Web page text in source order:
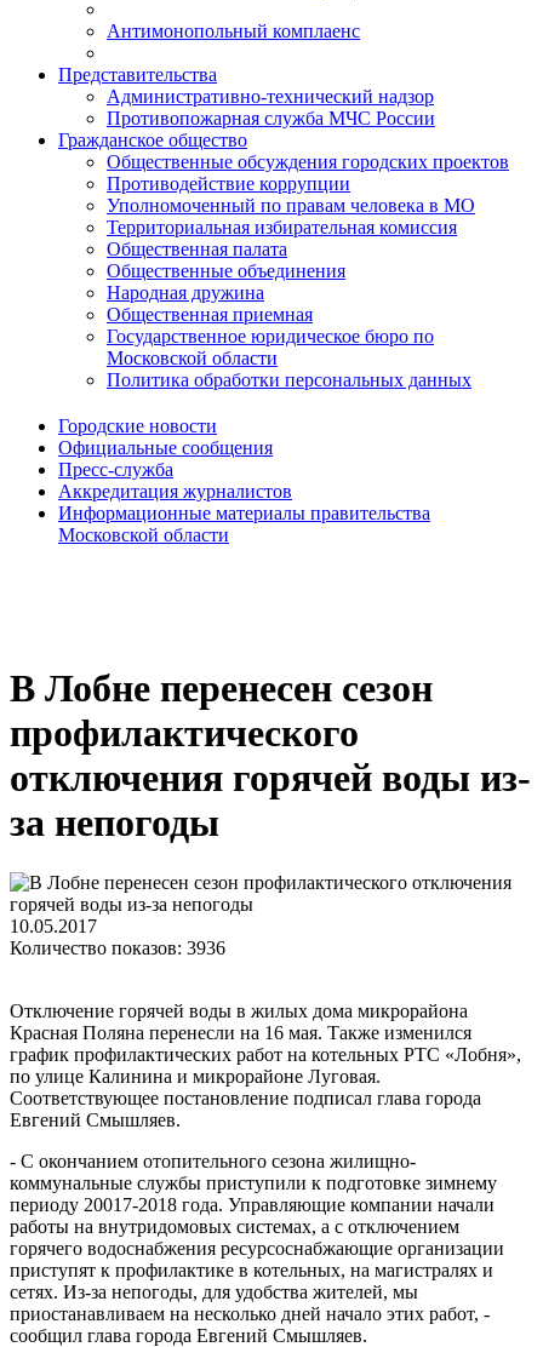
Антимонопольный комплаенс
Представительства
Административно-технический надзор
Противопожарная служба МЧС России
Гражданское общество
Общественные обсуждения городских проектов
Противодействие коррупции
Уполномоченный по правам человека в МО
Территориальная избирательная комиссия
Общественная палата
Общественные объединения
Народная дружина
Общественная приемная
Государственное юридическое бюро по
Московской области
Политика обработки персональных данных
Городские новости
Официальные сообщения
Пресс-служба
Аккредитация журналистов
Информационные материалы правительства
Московской области
В Лобне перенесен сезон
профилактического
отключения горячей воды из-
за непогоды
10.05.2017
Количество показов: 3936
Отключение горячей воды в жилых дома микрорайона
Красная Поляна перенесли на 16 мая. Также изменился
график профилактических работ на котельных РТС «Лобня»,
по улице Калинина и микрорайоне Луговая.
Соответствующее постановление подписал глава города
Евгений Смышляев.
- С окончанием отопительного сезона жилищно-
коммунальные службы приступили к подготовке зимнему
периоду 20017-2018 года. Управляющие компании начали
работы на внутридомовых системах, а с отключением
горячего водоснабжения ресурсоснабжающие организации
приступят к профилактике в котельных, на магистралях и
сетях. Из-за непогоды, для удобства жителей, мы
приостанавливаем на несколько дней начало этих работ, -
сообщил глава города Евгений Смышляев.